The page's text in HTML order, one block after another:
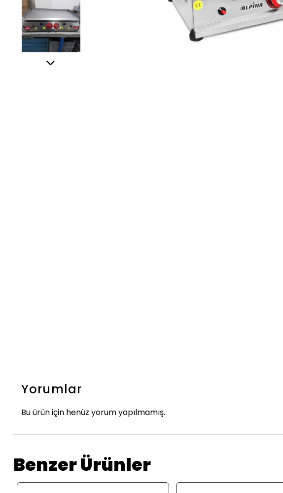
Yorumlar
Bu ürün için henüz yorum yapılmamış.
Benzer Ürünler